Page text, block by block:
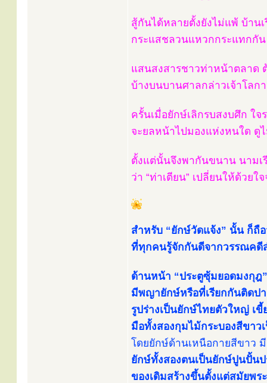
สู้กันได้หลายตั้งยังไม่แพ้ บ้าน
กระแสชลวนแหวกกระแทกกั
แสนสงสารชาวท่าหน้าตลาด
บ้างบนบานศาลกล่าวเจ้าโล
ครั้นเมื่อยักษ์เลิกรบสงบศึก ใ
จะยลหน้าไปมองแห่งหนใด ดู
ตั้งแต่นั้นจึงพากันขนาน นาม
ว่า “ท่าเตียน” เปลี่ยนให้ด้วย
สำหรับ “ยักษ์วัดแจ้ง” นั้น ก็ถื
ที่ทุกคนรู้จักกันดีจากวรรณคดี
ด้านหน้า “ประตูซุ้มยอดมงกุฎ
มีพญายักษ์หรือที่เรียกกันติดป
รูปร่างเป็นยักษ์ไทยตัวใหญ่ เ
มือทั้งสองกุมไม้กระบองสีขา
โดยยักษ์ด้านเหนือกายสีขาว
ยักษ์ทั้งสองตนเป็นยักษ์ปูนปั้นป
ของเดิมสร้างขึ้นตั้งแต่สมัยพร